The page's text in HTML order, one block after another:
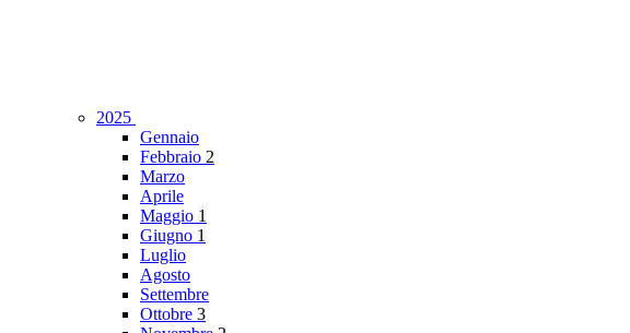
2025
Gennaio
Febbraio 2
Marzo
Aprile
Maggio 1
Giugno 1
Luglio
Agosto
Settembre
Ottobre 3